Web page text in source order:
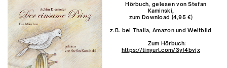
Hörbuch, gelesen von Stefan
Kaminski,
zum Download (4,95 €)
z.B. bei Thalia, Amazon und Weltbild
Zum Hörbuch:
https://tinyurl.com/3yf4bvjx